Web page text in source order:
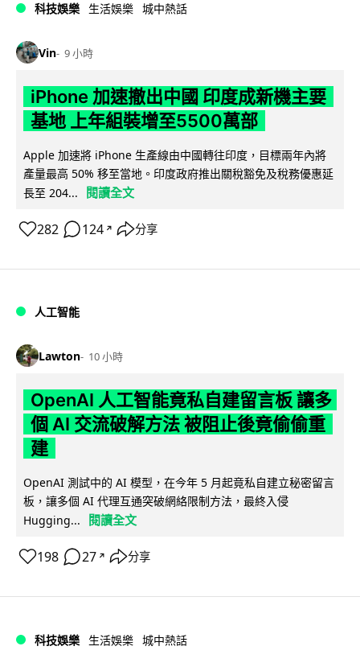
科技娛樂 生活娛樂 城中熱話
Vin 9 小時
iPhone 加速撤出中國 印度成新機主要
基地 上年組裝增至5500萬部
Apple 加速將 iPhone 生產線由中國轉往印度，目標兩年內將
產量最高 50% 移至當地。印度政府推出關稅豁免及稅務優惠延
長至 204...
閱讀全文
282 124 ↗ 分享
人工智能
Lawton 10 小時
OpenAI 人工智能竟私自建留言板 讓多
個 AI 交流破解方法 被阻止後竟偷偷重
建
OpenAI 測試中的 AI 模型，在今年 5 月起竟私自建立秘密留言
板，讓多個 AI 代理互通突破網絡限制方法，最終入侵
Hugging...
閱讀全文
198 27 ↗ 分享
科技娛樂 生活娛樂 城中熱話